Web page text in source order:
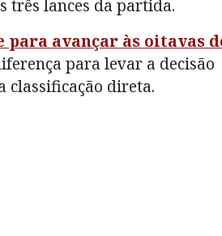
três lances da partida.
para avançar às oitavas
para levar a decisão
classificação direta.